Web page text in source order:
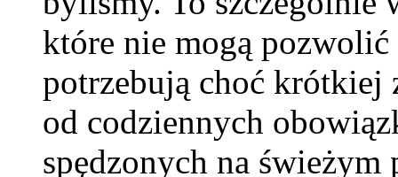
które nie mogą pozwolić
potrzebują choć krótkiej
od codziennych
spędzonych na